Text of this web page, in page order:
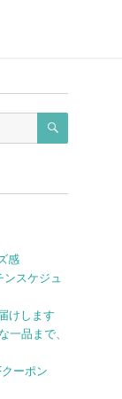
検
感
ンスケジュ
けします
一品まで、
ーポン